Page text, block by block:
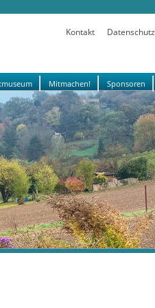
Kontakt Datenschutz
Mitmachen! Sponsoren